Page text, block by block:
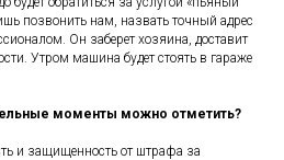
позвонить нам, назвать точный адрес
Он заберет хозяина, доставит
Утром машина будет стоять в гараже
моменты можно отметить?
и защищенность от штрафа за